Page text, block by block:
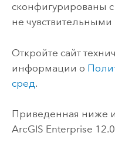
сконфигурированы
не чувствительными
Откройте сайт
информации о
сред.
Приведенная ниже
ArcGIS Enterprise 12.0